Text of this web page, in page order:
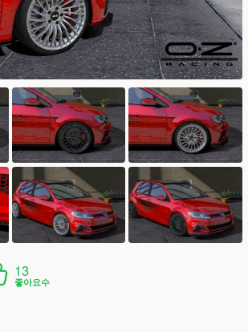
13
좋아요수